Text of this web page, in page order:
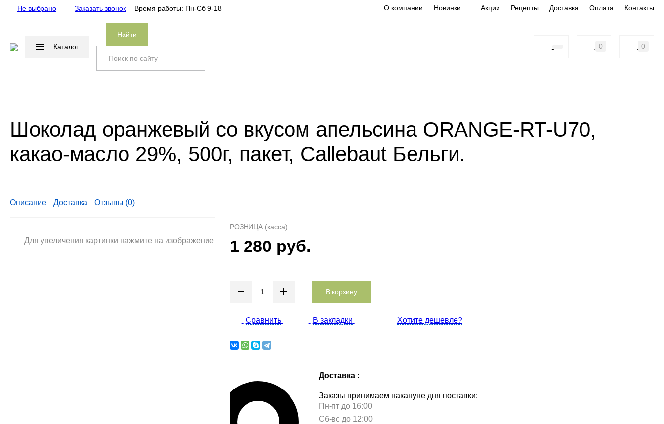
Не выбрано Заказать звонок Время работы: Пн-Сб 9-18 О компании Новинки Акции Рецепты Доставка Оплата Контакты
Каталог 0 0
Найти
Шоколад оранжевый со вкусом апельсина ORANGE-RT-U70,
какао-масло 29%, 500г, пакет, Callebaut Бельги.
Описание Доставка Отзывы (0)
Для увеличения картинки нажмите на изображение
РОЗНИЦА (касса):
1 280 руб.
В корзину
Сравнить В закладки Хотите дешевле?
Доставка :
Заказы принимаем накануне дня поставки:
Пн-пт до 16:00
Сб-вс до 12:00